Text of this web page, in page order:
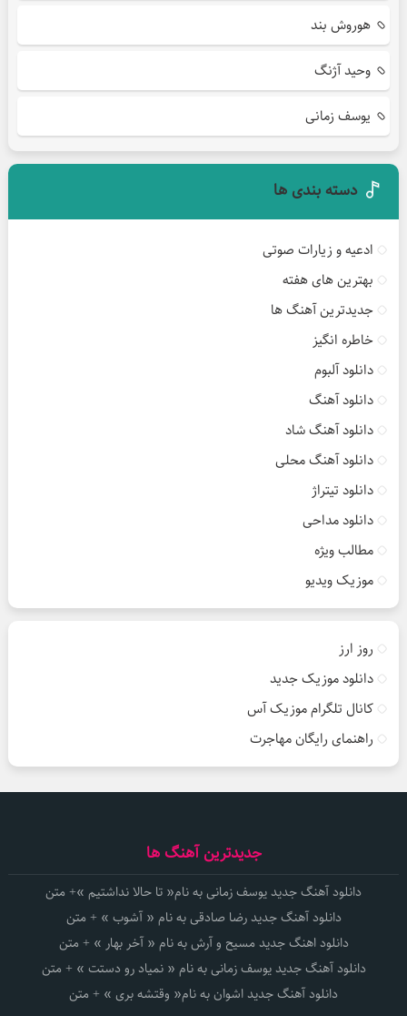
هوروش بند
وحید آژنگ
یوسف زمانی
دسته بندی ها
ادعیه و زیارات صوتی
بهترین های هفته
جدیدترین آهنگ ها
خاطره انگیز
دانلود آلبوم
دانلود آهنگ
دانلود آهنگ شاد
دانلود آهنگ محلی
دانلود تیتراژ
دانلود مداحی
مطالب ویژه
موزیک ویدیو
روز ارز
دانلود موزیک جدید
کانال تلگرام موزیک آس
راهنمای رایگان مهاجرت
جدیدترین آهنگ ها
دانلود آهنگ جدید یوسف زمانی به نام« تا حالا نداشتیم »+ متن
دانلود آهنگ جدید رضا صادقی به نام « آشوب » + متن
دانلود اهنگ جدید مسیح و آرش به نام « آخر بهار » + متن
دانلود آهنگ جدید یوسف زمانی به نام « نمیاد رو دستت » + متن
دانلود آهنگ جدید اشوان به نام« وقتشه بری » + متن